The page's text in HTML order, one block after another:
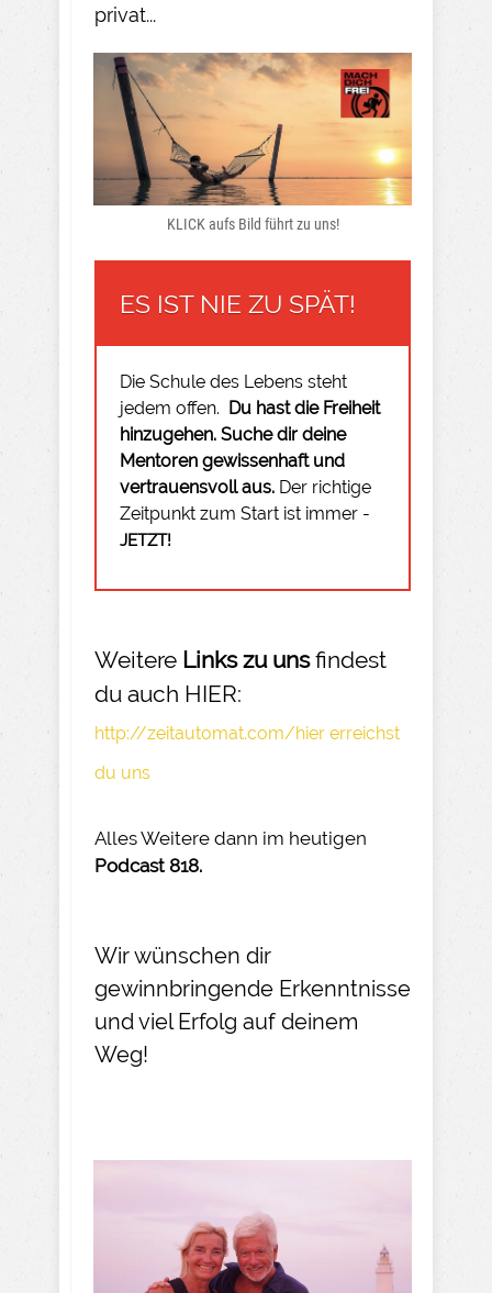
privat...
KLICK aufs Bild führt zu uns!
ES IST NIE ZU SPÄT!
Die Schule des Lebens steht
jedem offen.
Du hast die Freiheit
hinzugehen. Suche dir deine
Mentoren gewissenhaft und
vertrauensvoll aus. Der richtige
Zeitpunkt zum Start ist immer -
JETZT!
Weitere Links zu unsfindest
du auch HIER:
http://zeitautomat.com/hier erreichst
du uns
Alles Weitere dann im heutigen
Podcast 818.
Wir wünschen dir
gewinnbringende Erkenntnisse
und viel Erfolg auf deinem
Weg!